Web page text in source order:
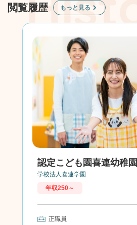
閲覧履歴 もっと見る
認定こども園喜連幼稚園
学校法人喜連学園
年収250～
正職員